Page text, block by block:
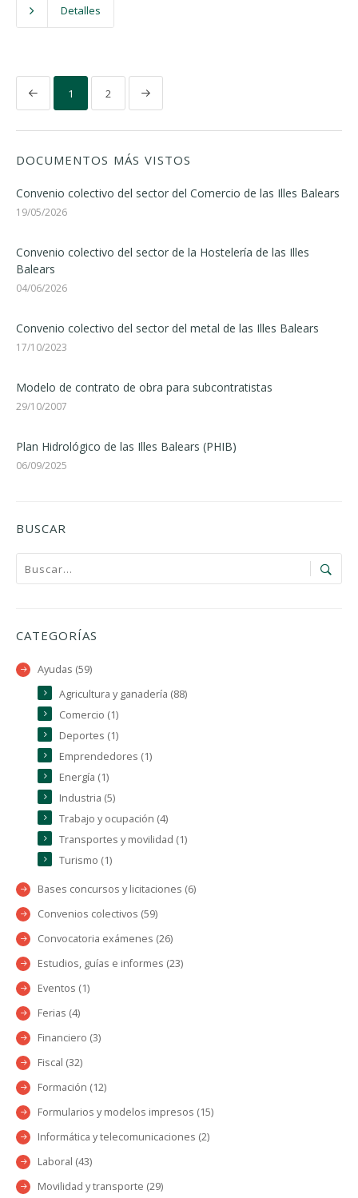
Detalles
1 2
DOCUMENTOS MÁS VISTOS
Convenio colectivo del sector del Comercio de las Illes Balears
19/05/2026
Convenio colectivo del sector de la Hostelería de las Illes
Balears
04/06/2026
Convenio colectivo del sector del metal de las Illes Balears
17/10/2023
Modelo de contrato de obra para subcontratistas
29/10/2007
Plan Hidrológico de las Illes Balears (PHIB)
06/09/2025
BUSCAR
CATEGORÍAS
Ayudas (59)
Agricultura y ganadería (88)
Comercio (1)
Deportes (1)
Emprendedores (1)
Energía (1)
Industria (5)
Trabajo y ocupación (4)
Transportes y movilidad (1)
Turismo (1)
Bases concursos y licitaciones (6)
Convenios colectivos (59)
Convocatoria exámenes (26)
Estudios, guías e informes (23)
Eventos (1)
Ferias (4)
Financiero (3)
Fiscal (32)
Formación (12)
Formularios y modelos impresos (15)
Informática y telecomunicaciones (2)
Laboral (43)
Movilidad y transporte (29)